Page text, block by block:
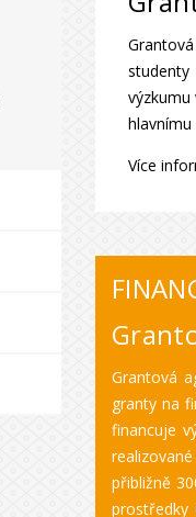
studenty
hlavnímu
Více
Grantová
granty na
financuje
přibližně
prostředky